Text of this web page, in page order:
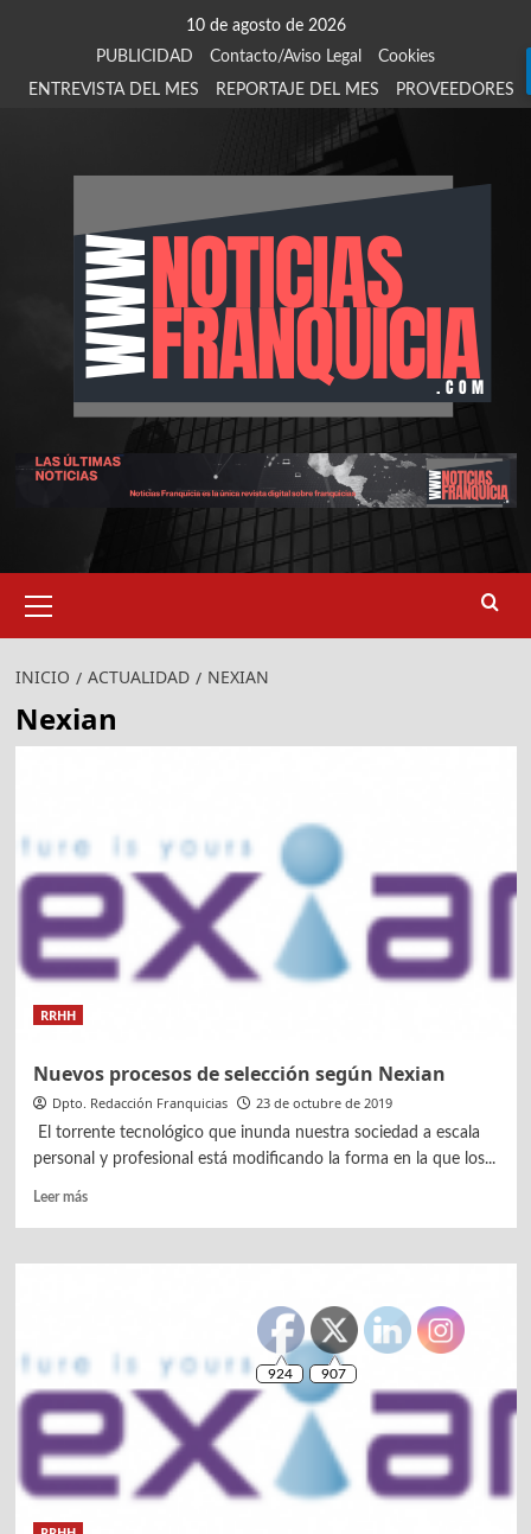
10 de agosto de 2026
PUBLICIDAD
Contacto/Aviso Legal
Cookies
ENTREVISTA DEL MES
REPORTAJE DEL MES PROVEEDORES
primario
INICIO ACTUALIDAD NEXIAN
Nexian
RRHH
Nuevos procesos de selección según Nexian
Dpto. Redacción Franquicias 23 de octubre de 2019
El torrente tecnológico que inunda nuestra sociedad a escala
personal y profesional está modificando la forma en la que los...
Leer másLeer
Nuevos
según
Nexian